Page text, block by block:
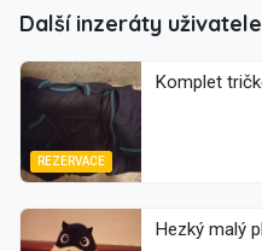
Další inzeráty uživatele
REZERVACE
Komplet
Hezký malý